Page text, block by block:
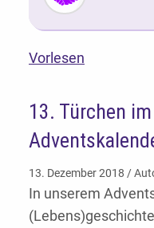
Vorlesen
13. Türchen
13. Dezember 2018 /
In unserem